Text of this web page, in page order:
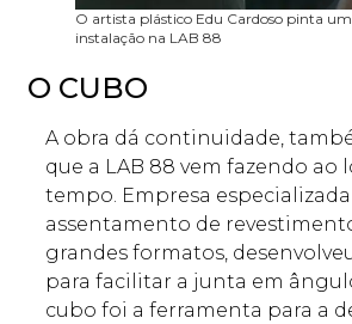
O artista plástico Edu Cardoso pinta
instalação na LAB 88
O CUBO
A obra dá continuidade,
que a LAB 88 vem fazendo ao
tempo. Empresa
assentamento de
grandes formatos,
para facilitar a junta em
cubo foi a ferramenta para a